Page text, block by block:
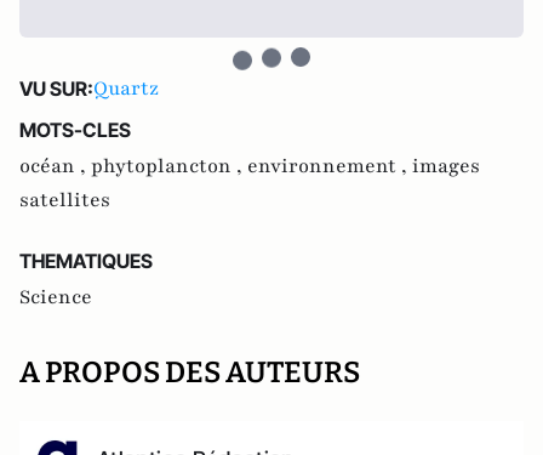
VU SUR:Quartz
MOTS-CLES
océan , phytoplancton , environnement , images
satellites
THEMATIQUES
Science
A PROPOS DES AUTEURS